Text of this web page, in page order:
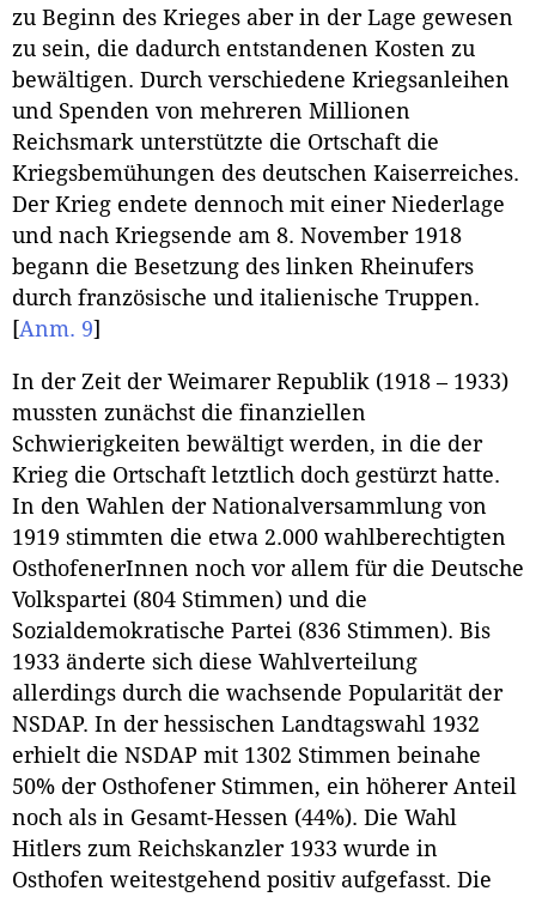
zu Beginn des Krieges aber in der Lage gewesen
zu sein, die dadurch entstandenen Kosten zu
bewältigen. Durch verschiedene Kriegsanleihen
und Spenden von mehreren Millionen
Reichsmark unterstützte die Ortschaft die
Kriegsbemühungen des deutschen Kaiserreiches.
Der Krieg endete dennoch mit einer Niederlage
und nach Kriegsende am 8. November 1918
begann die Besetzung des linken Rheinufers
durch französische und italienische Truppen.
[Anm. 9]
In der Zeit der Weimarer Republik (1918 – 1933)
mussten zunächst die finanziellen
Schwierigkeiten bewältigt werden, in die der
Krieg die Ortschaft letztlich doch gestürzt hatte.
In den Wahlen der Nationalversammlung von
1919 stimmten die etwa 2.000 wahlberechtigten
OsthofenerInnen noch vor allem für die Deutsche
Volkspartei (804 Stimmen) und die
Sozialdemokratische Partei (836 Stimmen). Bis
1933 änderte sich diese Wahlverteilung
allerdings durch die wachsende Popularität der
NSDAP. In der hessischen Landtagswahl 1932
erhielt die NSDAP mit 1302 Stimmen beinahe
50% der Osthofener Stimmen, ein höherer Anteil
noch als in Gesamt-Hessen (44%). Die Wahl
Hitlers zum Reichskanzler 1933 wurde in
Osthofen weitestgehend positiv aufgefasst. Die